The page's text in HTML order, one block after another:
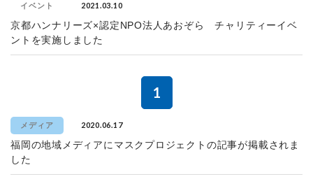
イベント 2021.03.10
京都ハンナリーズ×認定NPO法人あおぞら チャリティーイベ
ントを実施しました
1
メディア 2020.06.17
福岡の地域メディアにマスクプロジェクトの記事が掲載されま
した